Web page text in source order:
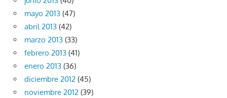
mayo 2013 (47)
abril 2013 (42)
marzo 2013 (33)
febrero 2013 (41)
enero 2013 (36)
diciembre 2012 (45)
noviembre 2012 (39)